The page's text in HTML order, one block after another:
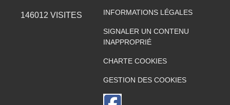
146012 VISITES INFORMATIONS LÉGALES
SIGNALER UN CONTENU
INAPPROPRIÉ
CHARTE COOKIES
GESTION DES COOKIES